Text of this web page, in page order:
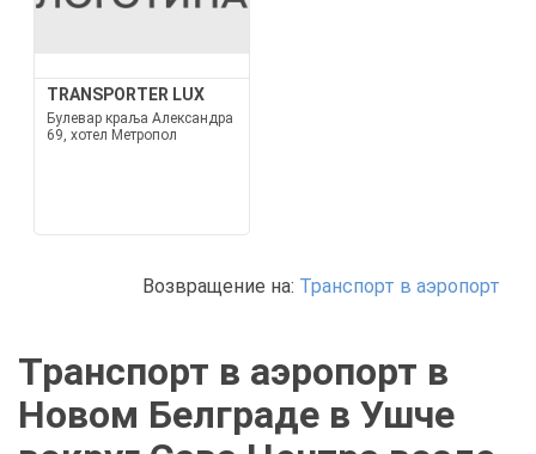
TRANSPORTER LUX
Булевар краља Александра
69, хотел Метропол
Возвращение на: Транспорт в аэропорт
Транспорт в аэропорт в
Новом Белграде в Ушче